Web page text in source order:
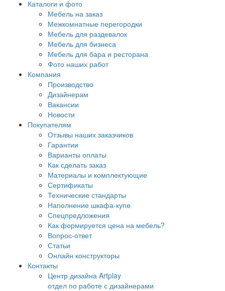
Каталоги и фото
Мебель на заказ
Межкомнатные перегородки
Мебель для раздевалок
Мебель для бизнеса
Мебель для бара и ресторана
Фото наших работ
Компания
Производство
Дизайнерам
Вакансии
Новости
Покупателям
Отзывы наших заказчиков
Гарантии
Варианты оплаты
Как сделать заказ
Материалы и комплектующие
Сертификаты
Технические стандарты
Наполнение шкафа-купе
Спецпредложения
Как формируется цена на мебель?
Вопрос-ответ
Статьи
Онлайн конструкторы
Контакты
Центр дизайна Artplay
отдел по работе с дизайнерами